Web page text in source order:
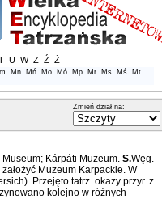
U W Z Ź Ż
Mn Mń Mo Mó Mp Mr Ms Mś
Mt
Zmień dział na:
Kárpáti Muzeum. S.Węg.
Muzeum Karpackie. W
Przejęto tatrz. okazy przyr. z
kolejno w różnych